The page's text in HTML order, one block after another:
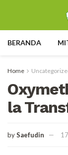
BERANDA
Home
la
bySaefudin